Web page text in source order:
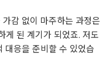
감 없이 마주하는 과정은
게 된 계기가 되었죠. 저도
대응을 준비할 수 있었습